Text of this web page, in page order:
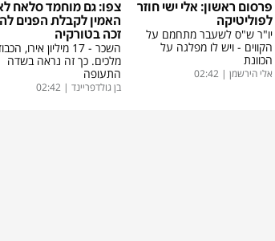
פרסום ראשון: אלי ישי חוזר
לפוליטיקה
יו"ר ש"ס לשעבר מתחמם על
הקווים - ויש לו מפלגה על
הכוונת
אלי הירשמן |
02:42
צפו: גם מוחמד סלאח
האמין לקבלת הפנים לה
זכה בטורקיה
השכר - 17 מיליון אירו,
מלכים. כך זה נראה בשדה
התעופה
בן גולדפריינד |
02:42